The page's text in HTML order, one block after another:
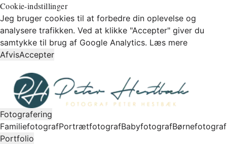
Cookie-indstillinger
Jeg bruger cookies til at forbedre din oplevelse og
analysere trafikken. Ved at klikke "Accepter" giver du
samtykke til brug af Google Analytics. Læs mere
AfvisAccepter
Fotografering
FamiliefotografPortrætfotografBabyfotografBørnefotograf
Portfolio